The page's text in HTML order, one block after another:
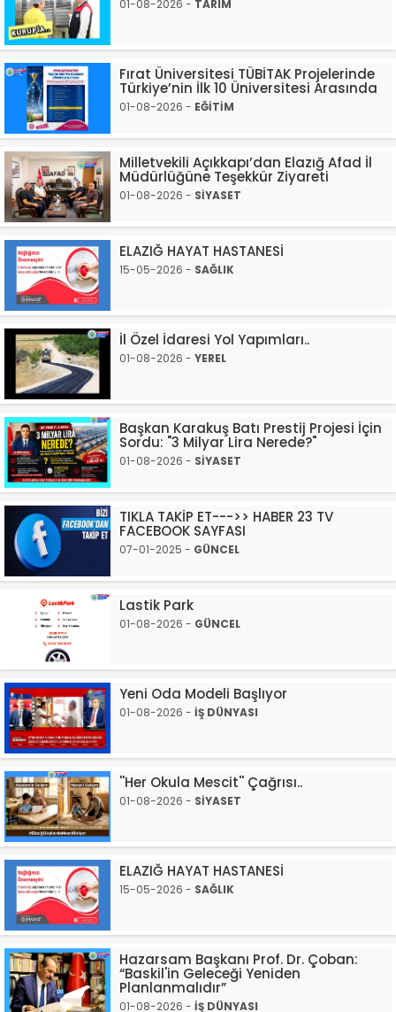
01-08-2026 - TARIM
Fırat Üniversitesi TÜBİTAK Projelerinde
Türkiye’nin İlk 10 Üniversitesi Arasında
01-08-2026 - EĞİTİM
Milletvekili Açıkkapı’dan Elazığ Afad İl
Müdürlüğüne Teşekkür Ziyareti
01-08-2026 - SİYASET
ELAZIĞ HAYAT HASTANESİ
15-05-2026 - SAĞLIK
İl Özel İdaresi Yol Yapımları..
01-08-2026 - YEREL
Başkan Karakuş Batı Prestij Projesi İçin
Sordu: "3 Milyar Lira Nerede?"
01-08-2026 - SİYASET
TIKLA TAKİP ET--->> HABER 23 TV
FACEBOOK SAYFASI
07-01-2025 - GÜNCEL
Lastik Park
01-08-2026 - GÜNCEL
Yeni Oda Modeli Başlıyor
01-08-2026 - İŞ DÜNYASI
''Her Okula Mescit'' Çağrısı..
01-08-2026 - SİYASET
ELAZIĞ HAYAT HASTANESİ
15-05-2026 - SAĞLIK
Hazarsam Başkanı Prof. Dr. Çoban:
“Baskil'in Geleceği Yeniden
Planlanmalıdır”
01-08-2026 - İŞ DÜNYASI